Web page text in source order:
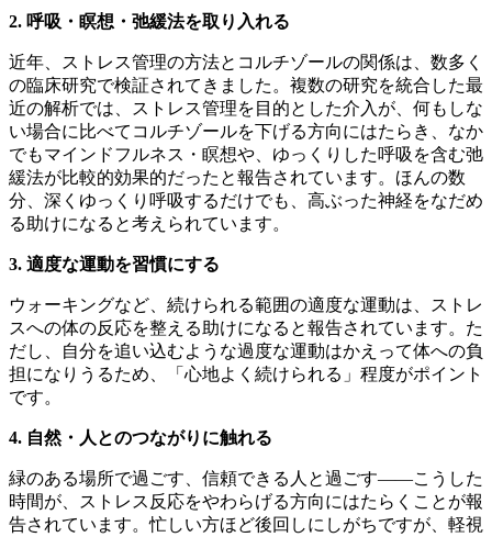
2. 呼吸・瞑想・弛緩法を取り入れる
近年、ストレス管理の方法とコルチゾールの関係は、数多く
の臨床研究で検証されてきました。複数の研究を統合した最
近の解析では、ストレス管理を目的とした介入が、何もしな
い場合に比べてコルチゾールを下げる方向にはたらき、なか
でもマインドフルネス・瞑想や、ゆっくりした呼吸を含む弛
緩法が比較的効果的だったと報告されています。ほんの数
分、深くゆっくり呼吸するだけでも、高ぶった神経をなだめ
る助けになると考えられています。
3. 適度な運動を習慣にする
ウォーキングなど、続けられる範囲の適度な運動は、ストレ
スへの体の反応を整える助けになると報告されています。た
だし、自分を追い込むような過度な運動はかえって体への負
担になりうるため、「心地よく続けられる」程度がポイント
です。
4. 自然・人とのつながりに触れる
緑のある場所で過ごす、信頼できる人と過ごす——こうした
時間が、ストレス反応をやわらげる方向にはたらくことが報
告されています。忙しい方ほど後回しにしがちですが、軽視